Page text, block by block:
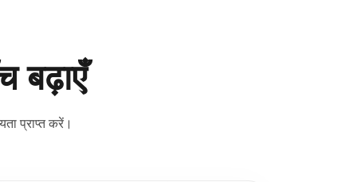
बढ़ाएँ
प्राप्त करें।